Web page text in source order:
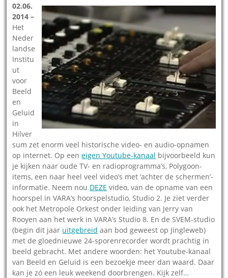
02.06.
2014 –
Het
Neder
landse
Institu
ut
voor
Beeld
en
Geluid
in
Hilver
sum zet enorm veel historische video- en audio-opnamen
op internet. Op eeneigen Youtube-kanaal bijvoorbeeld kun
je kijken naar oude TV- en radioprogramma’s, Polygoon-
items, een naar heel veel video’s met ‘achter de schermen’-
informatie. Neem nou DEZE video, van de opname van een
hoorspel in VARA’s hoorspelstudio, Studio 2. Je ziet verder
ook het Metropole Orkest onder leiding van Jerry van
Rooyen aan het werk in VARA’s Studio 8. En de SVEM-studio
(begin dit jaar uitgebreid aan bod geweest op Jingleweb)
met de gloednieuwe 24-sporenrecorder wordt prachtig in
beeld gebracht. Met andere woorden: het Youtube-kanaal
van Beeld en Geluid is een bezoekje meer dan waard. Daar
kan je zó een leuk weekend doorbrengen. Kijk zelf…